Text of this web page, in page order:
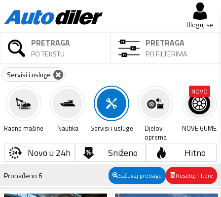
Uloguj se
PRETRAGA
PO TEKSTU
PRETRAGA
PO FILTERIMA
Servisi i usluge
Radne mašine Nautika Servisi i usluge
Djelovi i
oprema
NOVO
NOVE GUME
Novo u 24h Sniženo Hitno
Pronađeno6 Sačuvaj pretragu Resetuj filtere